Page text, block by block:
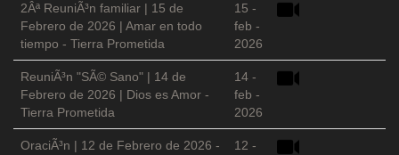
2Âª ReuniÃ³n familiar | 15 de
Febrero de 2026 | Amar en todo
tiempo - Tierra Prometida
15 -
feb -
2026
ReuniÃ³n "SÃ© Sano" | 14 de
Febrero de 2026 | Dios es Amor -
Tierra Prometida
14 -
feb -
2026
OraciÃ³n | 12 de Febrero de 2026 -
12 -